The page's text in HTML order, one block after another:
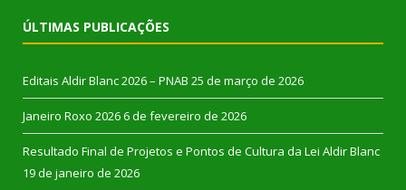
ÚLTIMAS PUBLICAÇÕES
Editais Aldir Blanc 2026 – PNAB 25 de março de 2026
Janeiro Roxo 2026 6 de fevereiro de 2026
Resultado Final de Projetos e Pontos de Cultura da Lei Aldir Blanc
19 de janeiro de 2026